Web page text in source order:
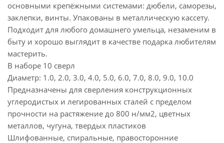
основными крепёжными системами: дюбели, саморезы,
заклепки, винты. Упакованы в металлическую кассету.
Подходит для любого домашнего умельца, незаменим в
быту и хорошо выглядит в качестве подарка любителям
мастерить.
В наборе 10 сверл
Диаметр: 1.0, 2.0, 3.0, 4.0, 5.0, 6.0, 7.0, 8.0, 9.0, 10.0
Предназначены для сверления конструкционных
углеродистых и легированных сталей с пределом
прочности на растяжение до 800 н/мм2, цветных
металлов, чугуна, твердых пластиков
Шлифованные, спиральные, правосторонние